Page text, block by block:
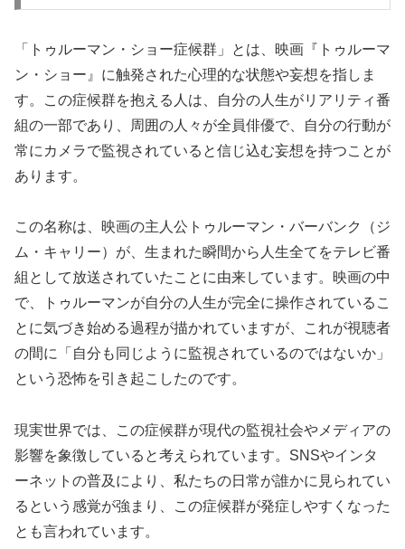
「トゥルーマン・ショー症候群」とは、映画『トゥルーマ
ン・ショー』に触発された心理的な状態や妄想を指しま
す。この症候群を抱える人は、自分の人生がリアリティ番
組の一部であり、周囲の人々が全員俳優で、自分の行動が
常にカメラで監視されていると信じ込む妄想を持つことが
あります。
この名称は、映画の主人公トゥルーマン・バーバンク（ジ
ム・キャリー）が、生まれた瞬間から人生全てをテレビ番
組として放送されていたことに由来しています。映画の中
で、トゥルーマンが自分の人生が完全に操作されているこ
とに気づき始める過程が描かれていますが、これが視聴者
の間に「自分も同じように監視されているのではないか」
という恐怖を引き起こしたのです。
現実世界では、この症候群が現代の監視社会やメディアの
影響を象徴していると考えられています。SNSやインタ
ーネットの普及により、私たちの日常が誰かに見られてい
るという感覚が強まり、この症候群が発症しやすくなった
とも言われています。